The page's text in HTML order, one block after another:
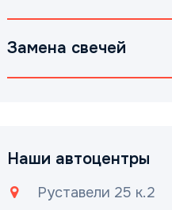
Замена свечей
Наши автоцентры
Руставели 25 к.2